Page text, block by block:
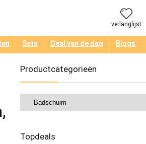
verlanglijst
Sets Deal van de dag Blogs
Productcategorieën
Topdeals